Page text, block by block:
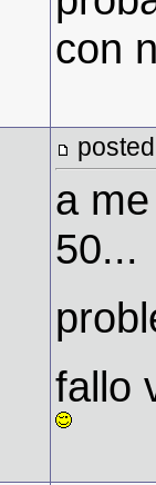
con
a
50...
fallo